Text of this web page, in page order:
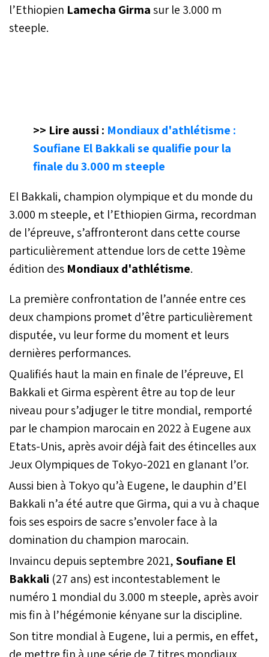
l’Ethiopien Lamecha Girmasur le 3.000 m
steeple.
>> Lire aussi : Mondiaux d'athlétisme :
Soufiane El Bakkali se qualifie pour la
finale du 3.000 m steeple
El Bakkali, champion olympique et du monde du
3.000 m steeple, et l’Ethiopien Girma, recordman
de l’épreuve, s’affronteront dans cette course
particulièrement attendue lors de cette 19ème
édition des Mondiaux d'athlétisme.
La première confrontation de l’année entre ces
deux champions promet d’être particulièrement
disputée, vu leur forme du moment et leurs
dernières performances.
Qualifiés haut la main en finale de l’épreuve, El
Bakkali et Girma espèrent être au top de leur
niveau pour s’adjuger le titre mondial, remporté
par le champion marocain en 2022 à Eugene aux
Etats-Unis, après avoir déjà fait des étincelles aux
Jeux Olympiques de Tokyo-2021 en glanant l’or.
Aussi bien à Tokyo qu’à Eugene, le dauphin d’El
Bakkali n’a été autre que Girma, qui a vu à chaque
fois ses espoirs de sacre s’envoler face à la
domination du champion marocain.
Invaincu depuis septembre 2021,Soufiane El
Bakkali (27 ans) est incontestablement le
numéro 1 mondial du 3.000 m steeple, après avoir
mis fin à l’hégémonie kényane sur la discipline.
Son titre mondial à Eugene, lui a permis, en effet,